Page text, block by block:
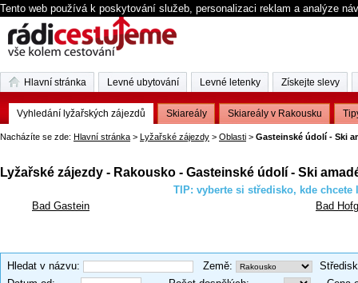
Tento web používá k poskytování služeb, personalizaci reklam a analýze
Nacházíte se zde: Hlavní stránka > Lyžařské zájezdy > Oblasti > Gasteinské údolí - Ski
Lyžařské zájezdy - Rakousko - Gasteinské údolí - Ski
TIP: vyberte si středisko, kde chcete
Bad Gastein
Bad
Hledat v názvu: Země:
Hlavní stránka Levné ubytování Levné letenky Získejte slevy
Vyhledání lyžařských zájezdů Skiareály Skiareály v Rakousku